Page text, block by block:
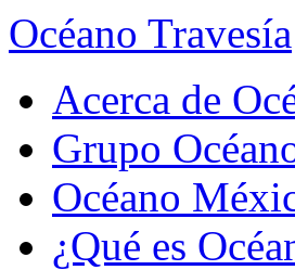
Océano Travesía
Acerca de
Grupo
Océano
¿Qué es